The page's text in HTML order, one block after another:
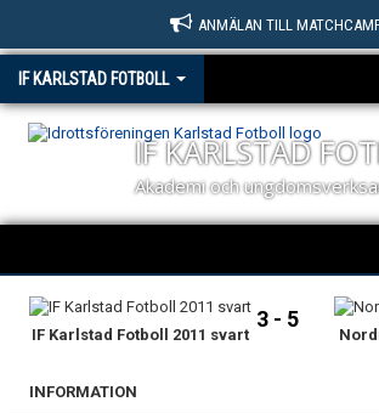
ANMÄLAN TILL
IF KARLSTAD FOTBOLL
IF KARLSTAD
Akademi och
HEM
OM KLUBBEN
IF Karlstad Fotboll 2011 svart
3 - 5
INFORMATION